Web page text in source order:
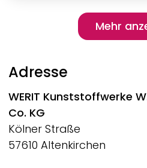
Mehr
Mehr
Adresse
WERIT Kunststoffwerke
Co. KG
Kölner Straße
57610 Altenkirchen